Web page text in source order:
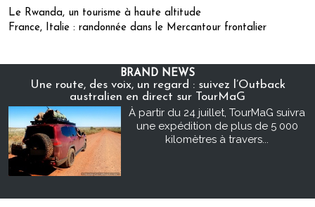
Le Rwanda, un tourisme à haute altitude
France, Italie : randonnée dans le Mercantour frontalier
BRAND NEWS
Une route, des voix, un regard : suivez l’Outback
australien en direct sur TourMaG
À partir du 24 juillet, TourMaG suivra
une expédition de plus de 5 000
kilomètres à travers...